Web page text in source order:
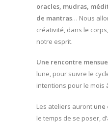
oracles, mudras,
de mantras… Nous
créativité, dans le
notre esprit.
Une rencontre
lune, pour suivre le
intentions pour le mois
Les ateliers auront une
le temps de se poser,